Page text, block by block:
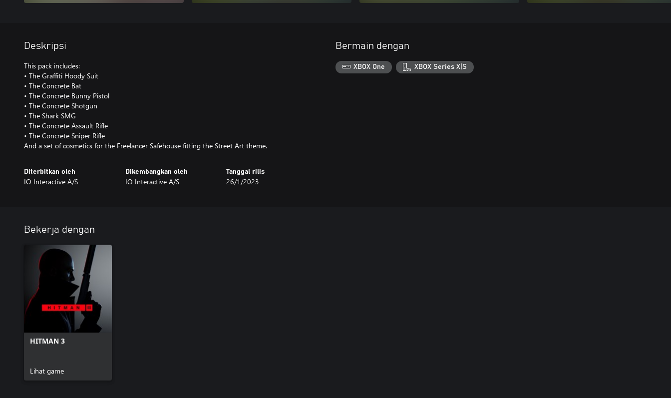
Deskripsi
This pack includes:
• The Graffiti Hoody Suit
• The Concrete Bat
• The Concrete Bunny Pistol
• The Concrete Shotgun
• The Shark SMG
• The Concrete Assault Rifle
• The Concrete Sniper Rifle
And a set of cosmetics for the Freelancer Safehouse fitting the Street Art theme.
Diterbitkan oleh
IO Interactive A/S
Dikembangkan oleh
IO Interactive A/S
Tanggal rilis
26/1/2023
Bermain dengan
XBOX One XBOX Series X|S
Bekerja dengan
HITMAN 3
Lihat game